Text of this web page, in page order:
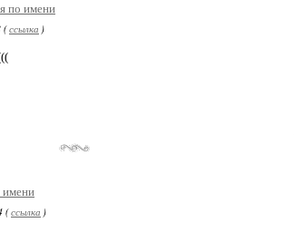
по имени
(ссылка )
имени
(ссылка )